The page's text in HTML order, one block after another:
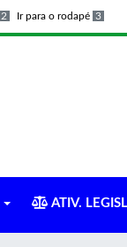
2 Ir para o rodapé 3
ATIV.